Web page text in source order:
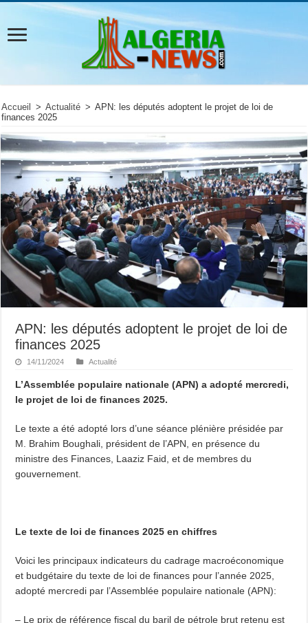
Accueil > Actualité > APN: les députés adoptent le projet de loi de
finances 2025
APN: les députés adoptent le projet de loi de
finances 2025
14/11/2024 Actualité
L’Assemblée populaire nationale (APN) a adopté mercredi,
le projet de loi de finances 2025.
Le texte a été adopté lors d’une séance plénière présidée par
M. Brahim Boughali, président de l’APN, en présence du
ministre des Finances, Laaziz Faid, et de membres du
gouvernement.
Le texte de loi de finances 2025 en chiffres
Voici les principaux indicateurs du cadrage macroéconomique
et budgétaire du texte de loi de finances pour l’année 2025,
adopté mercredi par l’Assemblée populaire nationale (APN):
– Le prix de référence fiscal du baril de pétrole brut retenu est